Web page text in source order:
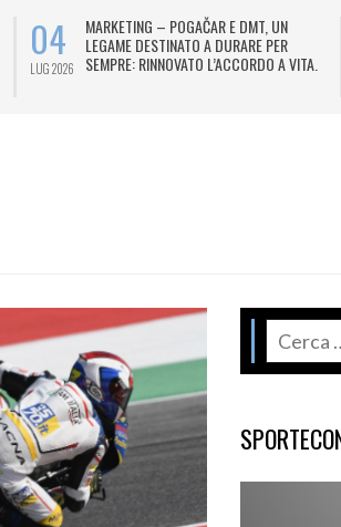
04
LUG 2026
MARKETING – POGAČAR E DMT, UN
LEGAME DESTINATO A DURARE PER
SEMPRE: RINNOVATO L’ACCORDO A VITA.